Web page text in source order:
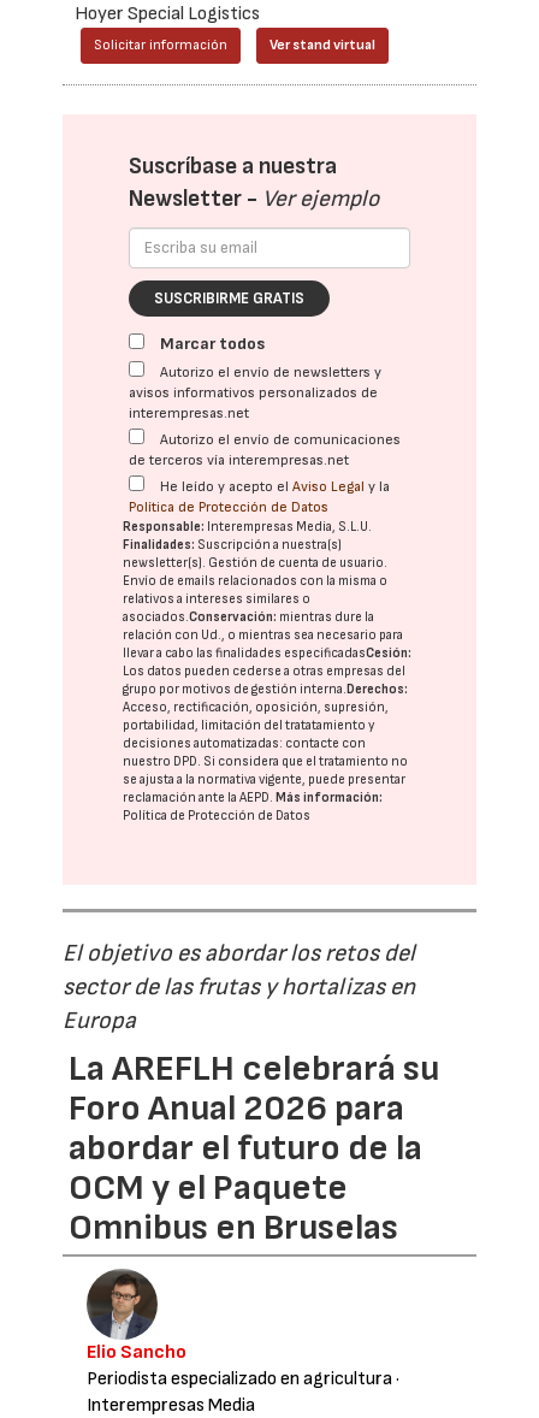
Hoyer Special Logistics
Solicitar información Ver stand virtual
Suscríbase a nuestra
Newsletter - Ver ejemplo
SUSCRIBIRME GRATIS
Marcar todos
Autorizo el envío de newsletters y
avisos informativos personalizados de
interempresas.net
Autorizo el envío de comunicaciones
de terceros vía interempresas.net
He leído y acepto elAviso Legal y la
Política de Protección de Datos
Responsable: Interempresas Media, S.L.U.
Finalidades: Suscripción a nuestra(s)
newsletter(s). Gestión de cuenta de usuario.
Envío de emails relacionados con la misma o
relativos a intereses similares o
asociados.Conservación: mientras dure la
relación con Ud., o mientras sea necesario para
llevar a cabo las finalidades especificadasCesión:
Los datos pueden cederse a otras empresas del
grupo por motivos de gestión interna.Derechos:
Acceso, rectificación, oposición, supresión,
portabilidad, limitación del tratatamiento y
decisiones automatizadas: contacte con
nuestro DPD. Si considera que el tratamiento no
se ajusta a la normativa vigente, puede presentar
reclamación ante laAEPD.Más información:
Política de Protección de Datos
El objetivo es abordar los retos del
sector de las frutas y hortalizas en
Europa
La AREFLH celebrará su
Foro Anual 2026 para
abordar el futuro de la
OCM y el Paquete
Omnibus en Bruselas
Elio Sancho
Periodista especializado en agricultura·
Interempresas Media